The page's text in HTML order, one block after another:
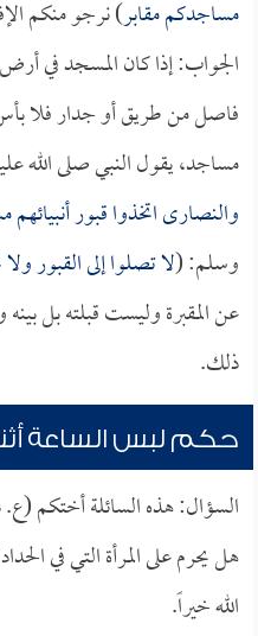
مساجدكم مقابر) نرجو منكم
الجواب: إذا كان المسجد في
فاصل من طريق أو جدار فلا بأس
مساجد، يقول النبي صلى الله
والنصارى اتخذوا قبور
وسلم: (لا تصلوا إلى القبور
عن المقبرة وليست قبلته بل
ذلك.
حكم لبس الساعة
السؤال: هذه السائلة أختكم
هل يحرم على المرأة التي في
الله خيراً.